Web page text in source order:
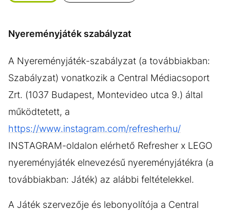
KÖZÉLET UTAZÁS
VIDEÓ TÖRTÉNETEK
Nyereményjáték szabályzat
A Nyereményjáték-szabályzat (a továbbiakban:
Szabályzat) vonatkozik a Central Médiacsoport
Zrt. (1037 Budapest, Montevideo utca 9.) által
működtetett, a
https://www.instagram.com/refresherhu/
INSTAGRAM-oldalon elérhető Refresher x LEGO
nyereményjáték elnevezésű nyereményjátékra (a
továbbiakban: Játék) az alábbi feltételekkel.
A Játék szervezője és lebonyolítója a Central